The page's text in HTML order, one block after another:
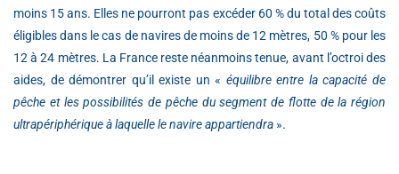
moins 15 ans. Elles ne pourront pas excéder 60 % du total des coûts
éligibles dans le cas de navires de moins de 12 mètres, 50 % pour les
12 à 24 mètres. La France reste néanmoins tenue, avant l’octroi des
aides, de démontrer qu’il existe un « équilibre entre la capacité de
pêche et les possibilités de pêche du segment de flotte de la région
ultrapériphérique à laquelle le navire appartiendra ».